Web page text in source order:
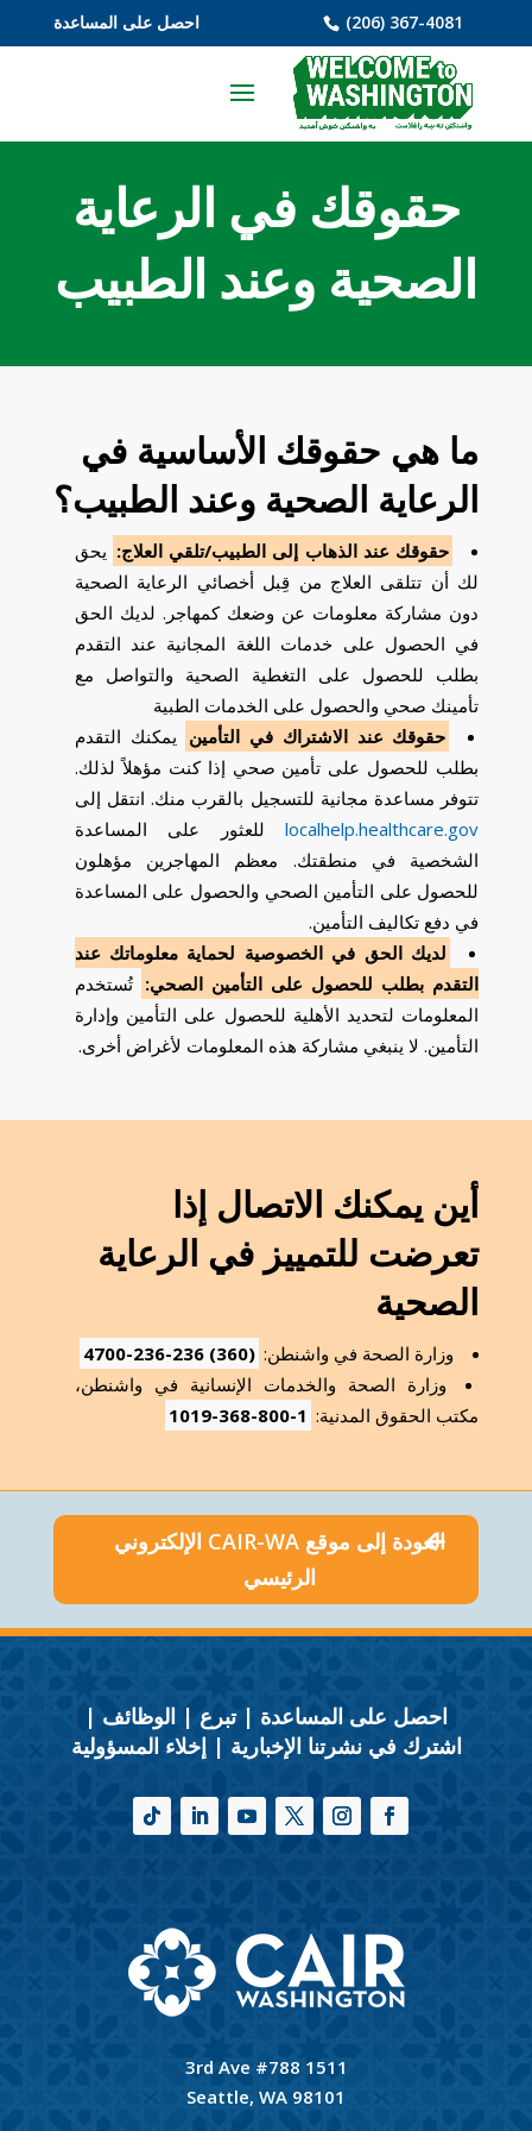
(206) 367-4081 احصل على المساعدة
حقوقك في الرعاية
الصحية وعند الطبيب
ما هي حقوقك الأساسية في
الرعاية الصحية وعند الطبيب؟
حقوقك عند الذهاب إلى الطبيب/تلقي العلاج: يحق
لك أن تتلقى العلاج من قِبل أخصائي الرعاية الصحية
دون مشاركة معلومات عن وضعك كمهاجر. لديك الحق
في الحصول على خدمات اللغة المجانية عند التقدم
بطلب للحصول على التغطية الصحية والتواصل مع
تأمينك صحي والحصول على الخدمات الطبية
حقوقك عند الاشتراك في التأمين يمكنك التقدم
بطلب للحصول على تأمين صحي إذا كنت مؤهلاً لذلك.
تتوفر مساعدة مجانية للتسجيل بالقرب منك. انتقل إلى
localhelp.healthcare.govللعثور على المساعدة
الشخصية في منطقتك. معظم المهاجرين مؤهلون
للحصول على التأمين الصحي والحصول على المساعدة
في دفع تكاليف التأمين.
لديك الحق في الخصوصية لحماية معلوماتك عند
التقدم بطلب للحصول على التأمين الصحي: تُستخدم
المعلومات لتحديد الأهلية للحصول على التأمين وإدارة
التأمين. لا ينبغي مشاركة هذه المعلومات لأغراض أخرى.
أين يمكنك الاتصال إذا
تعرضت للتمييز في الرعاية
الصحية
وزارة الصحة في واشنطن: (360) 236-236-4700
وزارة الصحة والخدمات الإنسانية في واشنطن،
مكتب الحقوق المدنية: 1-800-368-1019
العودة إلى موقع CAIR-WA الإلكتروني
الرئيسي
احصل على المساعدة |تبرع | الوظائف |
اشترك في نشرتنا الإخبارية | إخلاء المسؤولية
1511 3rd Ave #788
Seattle, WA 98101